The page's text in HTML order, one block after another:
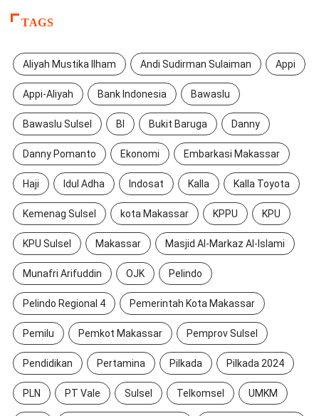
TAGS
Aliyah Mustika Ilham Andi Sudirman Sulaiman Appi
Appi-Aliyah Bank Indonesia Bawaslu
Bawaslu Sulsel BI Bukit Baruga Danny
Danny Pomanto Ekonomi Embarkasi Makassar
Haji Idul Adha Indosat Kalla Kalla Toyota
Kemenag Sulsel kota Makassar KPPU KPU
KPU Sulsel Makassar Masjid Al-Markaz Al-Islami
Munafri Arifuddin OJK Pelindo
Pelindo Regional 4 Pemerintah Kota Makassar
Pemilu Pemkot Makassar Pemprov Sulsel
Pendidikan Pertamina Pilkada Pilkada 2024
PLN PT Vale Sulsel Telkomsel UMKM